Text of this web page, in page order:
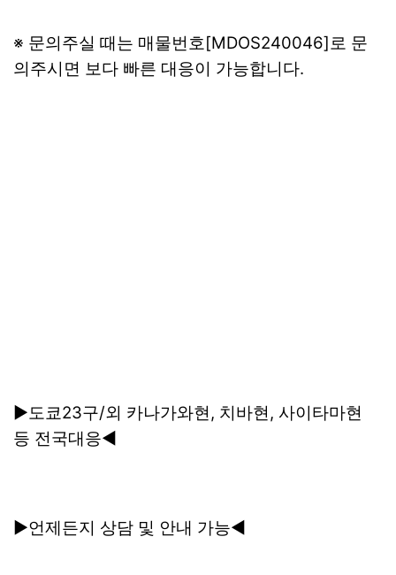
※ 문의주실 때는 매물번호[MDOS240046]로 문
의주시면 보다 빠른 대응이 가능합니다.
▶도쿄23구/외 카나가와현, 치바현, 사이타마현
등 전국대응◀
▶언제든지 상담 및 안내 가능◀